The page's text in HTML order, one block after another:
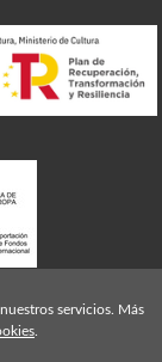
servicios. Más